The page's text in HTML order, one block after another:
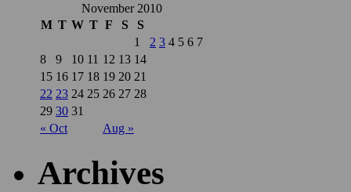
November 2010
M T W T F S S
« Oct Aug »
1 2 3 4 5 6 7
8
9 10 11 12 13 14
15 16 17 18 19 20 21
22 23 24 25 26 27 28
29 30 31
Archives